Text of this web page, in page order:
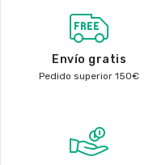
Envío gratis
Pedido superior 150€